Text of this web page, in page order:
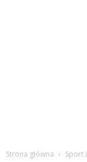
Strona główna Sport